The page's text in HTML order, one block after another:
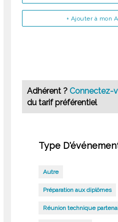
+ Ajouter à mon
Adhérent ?Connectez-
du tarif préférentiel
Type
Autre
Préparation aux diplômes
Réunion technique